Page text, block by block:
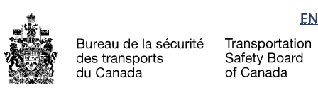
to
main
to
"About
government"
à
la
Sélection
de
la
langue
EN